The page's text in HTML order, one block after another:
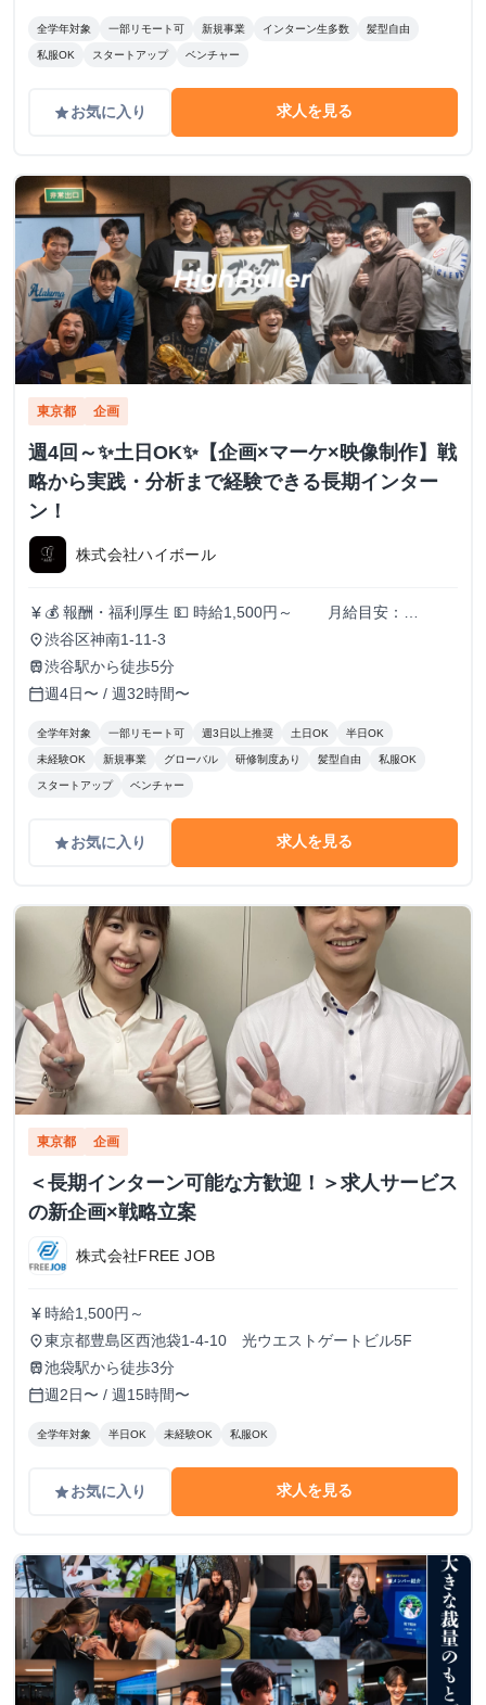
全学年対象 一部リモート可 新規事業 インターン生多数 髪型自由
私服OK スタートアップ ベンチャー
gradeお気に入り 求人を見る
東京都 企画
週4回～✨️土日OK✨️【企画×マーケ×映像制作】戦
略から実践・分析まで経験できる長期インター
ン！
株式会社ハイボール
currency_yen 💰 報酬・福利厚生 💵 時給1,500円～ 月給目安：
200,000円〜300,000円 ✅ スキル・実績に応じて昇給あり！
（半年ごとに査定） 🏠 住まいのサポートも充実！ 🔹 家賃
補助（最大3万円/月） ┗ 渋谷周辺に住んでいる or 住む予
定のメンバーを対象に支給！ 📚️休学中の希望者には、休学
費用の全額負担あり
place渋谷区神南1-11-3
train渋谷駅から徒歩5分
calendar_today週4日〜 / 週32時間〜
全学年対象 一部リモート可 週3日以上推奨 土日OK 半日OK
未経験OK 新規事業 グローバル 研修制度あり 髪型自由 私服OK
スタートアップ ベンチャー
gradeお気に入り 求人を見る
東京都 企画
＜長期インターン可能な方歓迎！＞求人サービス
の新企画×戦略立案
株式会社FREE JOB
currency_yen 時給1,500円～
place東京都豊島区西池袋1-4-10 光ウエストゲートビル5F
train池袋駅から徒歩3分
calendar_today週2日〜 / 週15時間〜
全学年対象 半日OK 未経験OK 私服OK
gradeお気に入り 求人を見る